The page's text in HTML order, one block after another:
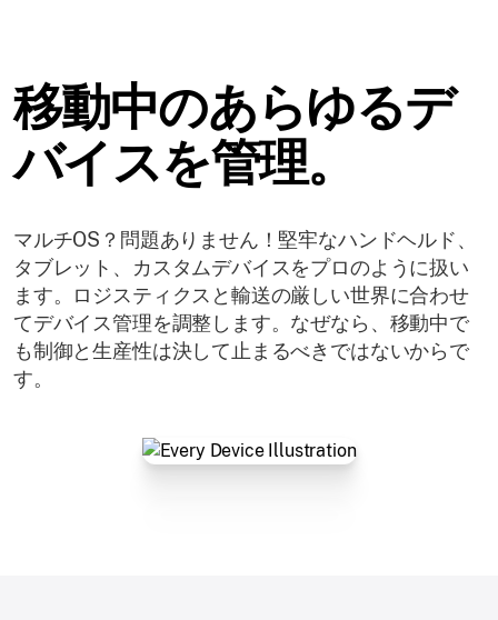
移動中のあらゆるデ
バイスを管理。
マルチOS？問題ありません！堅牢なハンドヘルド、
タブレット、カスタムデバイスをプロのように扱い
ます。ロジスティクスと輸送の厳しい世界に合わせ
てデバイス管理を調整します。なぜなら、移動中で
も制御と生産性は決して止まるべきではないからで
す。